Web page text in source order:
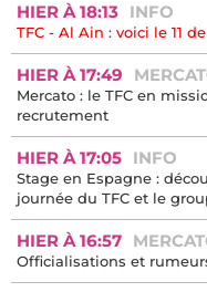
HIER À 18:13 INFO
TFC - Al Ain : voici le 11
HIER À 17:49
Mercato : le TFC en
recrutement
HIER À 17:05 INFO
Stage en Espagne :
journée du TFC et le
HIER À 16:57
Officialisations et